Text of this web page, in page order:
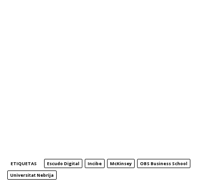
ETIQUETAS Escudo Digital Incibe McKinsey
OBS Business School
Universitat Nebrija